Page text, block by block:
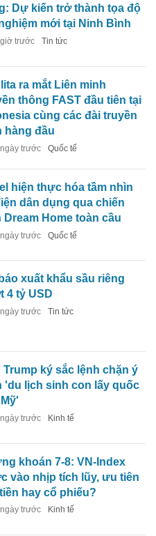
Dự kiến trở thành tọa độ
mới tại Ninh Bình
trước Tin tức
ra mắt Liên minh
thông FAST đầu tiên tại
cùng các đài truyền
hàng đầu
trước Quốc tế
hiện thực hóa tầm nhìn
dân dụng qua chiến
Dream Home toàn cầu
trước Quốc tế
xuất khẩu sầu riêng
4 tỷ USD
trước Tin tức
Trump ký sắc lệnh chặn ý
'du lịch sinh con lấy quốc
trước Kinh tế
khoán 7-8: VN-Index
vào nhịp tích lũy, ưu tiên
hay cổ phiếu?
trước Kinh tế